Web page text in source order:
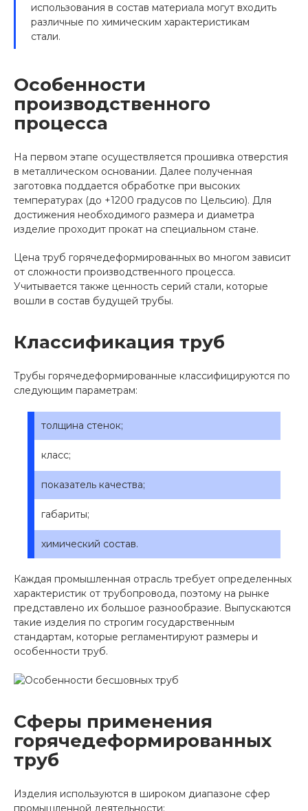
использования в состав материала могут входить
различные по химическим характеристикам
стали.
Особенности
производственного
процесса
На первом этапе осуществляется прошивка отверстия
в металлическом основании. Далее полученная
заготовка поддается обработке при высоких
температурах (до +1200 градусов по Цельсию). Для
достижения необходимого размера и диаметра
изделие проходит прокат на специальном стане.
Цена труб горячедеформированных во многом зависит
от сложности производственного процесса.
Учитывается также ценность серий стали, которые
вошли в состав будущей трубы.
Классификация труб
Трубы горячедеформированные классифицируются по
следующим параметрам:
толщина стенок;
класс;
показатель качества;
габариты;
химический состав.
Каждая промышленная отрасль требует определенных
характеристик от трубопровода, поэтому на рынке
представлено их большое разнообразие. Выпускаются
такие изделия по строгим государственным
стандартам, которые регламентируют размеры и
особенности труб.
Сферы применения
горячедеформированных
труб
Изделия используются в широком диапазоне сфер
промышленной деятельности: